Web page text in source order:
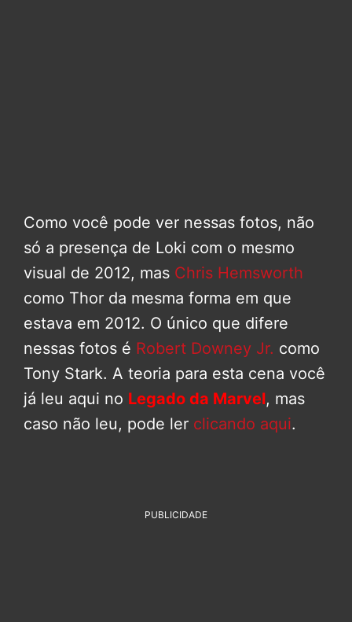
Como você pode ver nessas fotos, não
só a presença de Loki com o mesmo
visual de 2012, mas Chris Hemsworth
como Thor da mesma forma em que
estava em 2012. O único que difere
nessas fotos é Robert Downey Jr. como
Tony Stark. A teoria para esta cena você
já leu aqui no Legado da Marvel, mas
caso não leu, pode ler clicando aqui.
PUBLICIDADE